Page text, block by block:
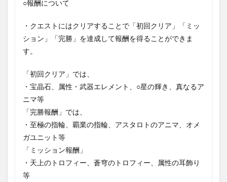
○報酬について
・クエストにはクリアすることで「初回クリア」「ミッ
ション」「完勝」を達成して報酬を得ることができま
す。
「初回クリア」では、
・宝晶石、属性・武器エレメント、○星の輝き、真なるア
ニマ等
「完勝報酬」では、
・至極の指輪、覇業の指輪、アスタロトのアニマ、オメ
ガユニット等
「ミッション報酬」
・天上のトロフィー、蒼穹のトロフィー、属性の耳飾り
等